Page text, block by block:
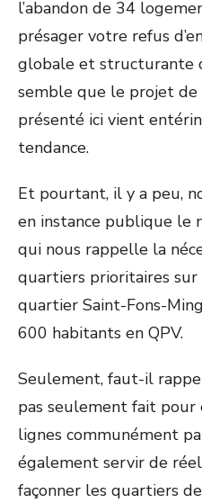
l’abandon de 34
présager votre refus
globale et structurante
semble que le projet
présenté ici vient
tendance.
Et pourtant, il y a peu,
en instance publique le
qui nous rappelle la
quartiers prioritaires sur
quartier Saint-Fons-
600 habitants en QPV.
Seulement, faut-il
pas seulement fait pour
lignes communément
également servir de
façonner les quartiers